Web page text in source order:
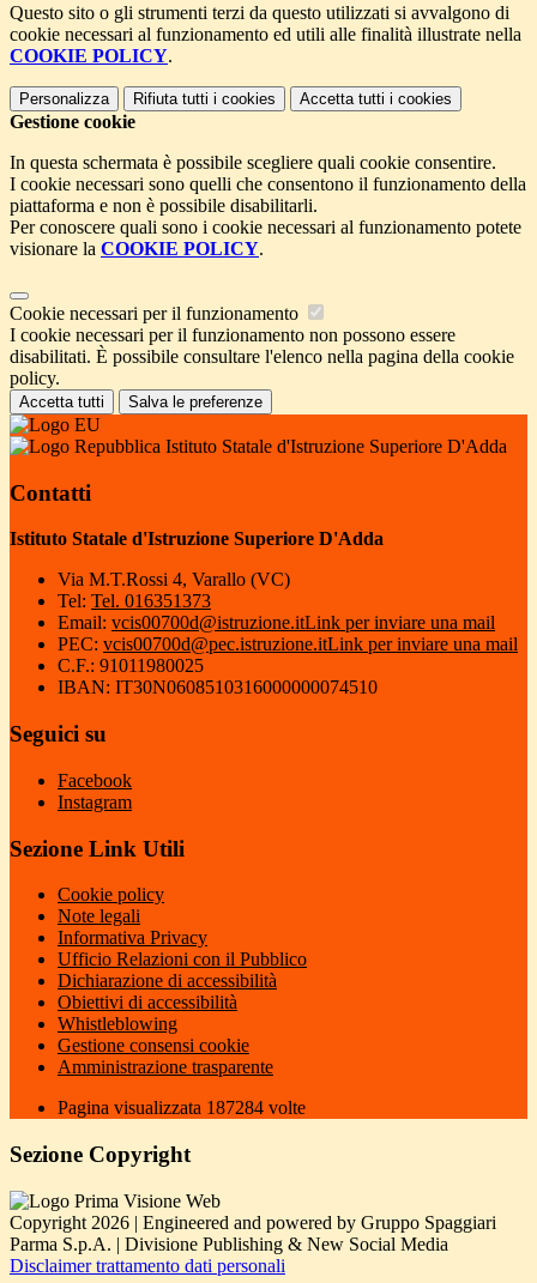
Questo sito o gli strumenti terzi da questo utilizzati si avvalgono di
cookie necessari al funzionamento ed utili alle finalità illustrate nella
COOKIE POLICY.
Personalizza Rifiuta tutti i cookies Accetta tutti i cookies
Gestione cookie
In questa schermata è possibile scegliere quali cookie consentire.
I cookie necessari sono quelli che consentono il funzionamento della
piattaforma e non è possibile disabilitarli.
Per conoscere quali sono i cookie necessari al funzionamento potete
visionare la COOKIE POLICY.
Cookie necessari per il funzionamento
I cookie necessari per il funzionamento non possono essere
disabilitati. È possibile consultare l'elenco nella pagina della cookie
policy.
Accetta tutti Salva le preferenze
Istituto Statale d'Istruzione Superiore D'Adda
Contatti
Istituto Statale d'Istruzione Superiore D'Adda
Via M.T.Rossi 4, Varallo (VC)
Tel: Tel. 016351373
Email: vcis00700d@istruzione.itLink per inviare una mail
PEC: vcis00700d@pec.istruzione.itLink per inviare una mail
C.F.: 91011980025
IBAN: IT30N0608510316000000074510
Seguici su
Facebook
Instagram
Sezione Link Utili
Cookie policy
Note legali
Informativa Privacy
Ufficio Relazioni con il Pubblico
Dichiarazione di accessibilità
Obiettivi di accessibilità
Whistleblowing
Gestione consensi cookie
Amministrazione trasparente
Pagina visualizzata 187284 volte
Sezione Copyright
Copyright 2026 | Engineered and powered by Gruppo Spaggiari
Parma S.p.A. | Divisione Publishing & New Social Media
Disclaimer trattamento dati personali